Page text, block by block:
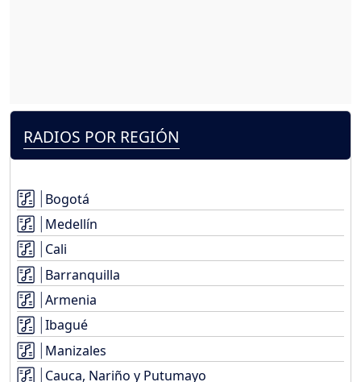
RADIOS POR REGIÓN
Bogotá
Medellín
Cali
Barranquilla
Armenia
Ibagué
Manizales
Cauca, Nariño y Putumayo